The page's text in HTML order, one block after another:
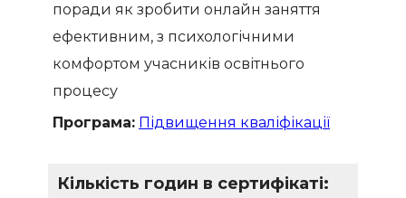
поради як зробити онлайн заняття
ефективним, з психологічними
комфортом учасників освітнього
процесу
Програма: Підвищення кваліфікації
Кількість годин в сертифікаті: